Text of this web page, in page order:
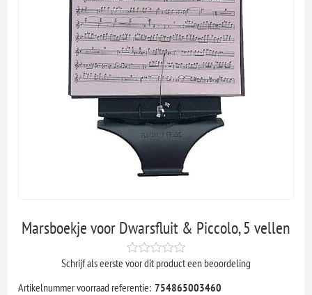
Marsboekje voor Dwarsfluit & Piccolo, 5 vellen
Schrijf als eerste voor dit product een beoordeling
Artikelnummer voorraad referentie: 754865003460